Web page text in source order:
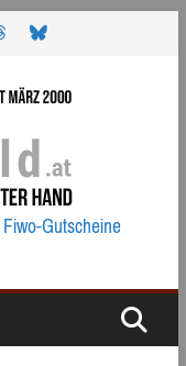
Fiwo-Gutscheine